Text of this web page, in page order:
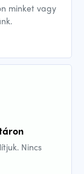
minket vagy
Nincs